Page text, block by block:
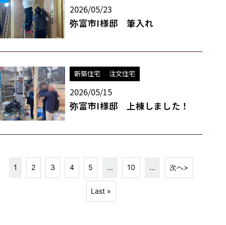
2026/05/23
弥富市I様邸 筆入れ
新築住宅 注文住宅
2026/05/15
弥富市I様邸 上棟しました！
1 2 3 4 5 ... 10 ... 次へ>
Last »